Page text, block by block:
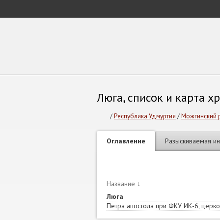
Люга, список и карта
/Республика Удмуртия /Можгинский
Оглавление Разыскиваемая
Название ↓
Люга
Петра апостола при ФКУ ИК-6,